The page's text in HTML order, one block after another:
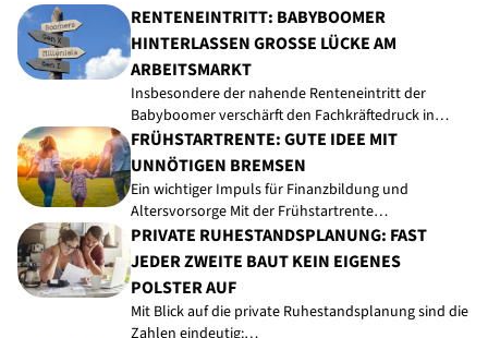
RENTENEINTRITT: BABYBOOMER
HINTERLASSEN GROSSE LÜCKE AM A
RBEITSMARKT
Insbesondere der nahende Renteneintritt der
Babyboomer verschärft den Fachkräftedruck in…
FRÜHSTARTRENTE: GUTE IDEE MIT
UNNÖTIGEN BREMSEN
Ein wichtiger Impuls für Finanzbildung und
Altersvorsorge Mit der Frühstartrente…
PRIVATE RUHESTANDSPLANUNG: FAST
JEDER ZWEITE BAUT KEIN EIGENES
POLSTER AUF
Mit Blick auf die private Ruhestandsplanung sind die
Zahlen eindeutig:…